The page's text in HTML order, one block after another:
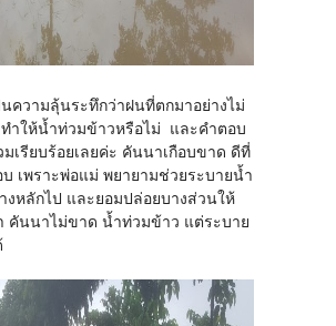
ความลุ้นระทึกว่าฝนที่ตกมาอย่างไม่
ำให้น้ำท่วมข้าวหรือไม่ และคำตอบ
เรียบร้อยเลยค่ะ คันนาเกือบขาด ดีที่
เพราะพ่อแม่ พยายามช่วยระบายน้ำ
งหลักไป และยอมปล่อยบางส่วนให้
คันนาไม่ขาด น้ำท่วมข้าว แต่ระบาย